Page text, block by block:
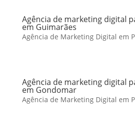
Agência de marketing digital
em Guimarães
Agência de Marketing Digital em
Agência de marketing digital
em Gondomar
Agência de Marketing Digital em